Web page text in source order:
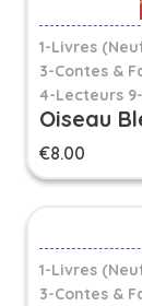
1-Livres
3-Contes &
4-Lecteurs 9-
Oiseau
€8.00
1-Livres
3-Contes &